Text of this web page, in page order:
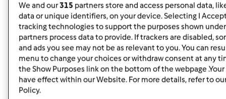
Góra strony
Zaloguj lub zarejestruj sięaby dodawać
komentarze
We and our315 partners store and access personal data,
data or unique identifiers, on your device. Selecting I
tracking technologies to support the purposes shown
partners process data to provide. If trackers are disabled,
and ads you see may not be as relevant to you. You can
menu to change your choices or withdraw consent at any
the Show Purposes link on the bottom of the webpage
have effect within our Website. For more details, refer to
Policy.